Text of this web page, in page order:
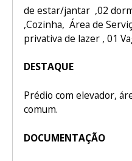
de estar/jantar ,02
,Cozinha, Área de
privativa de lazer , 01
DESTAQUE
Prédio com elevador,
comum.
DOCUMENTAÇÃO